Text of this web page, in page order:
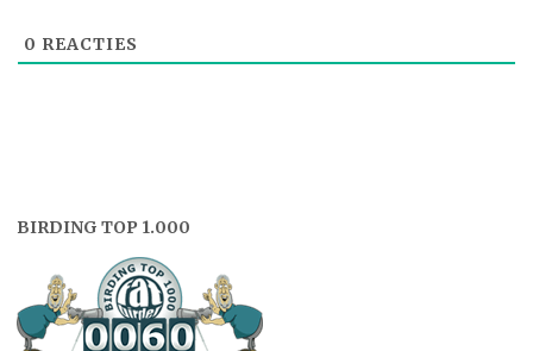
0 REACTIES
BIRDING TOP 1.000